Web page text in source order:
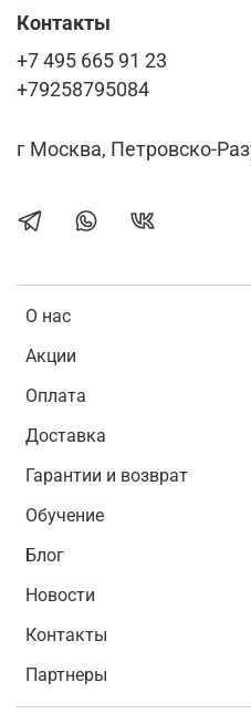
О нас
Акции
Оплата
Доставка
Гарантии и возврат
Обучение
Блог
Новости
Контакты
Партнеры
Контакты
+7 495 665 91 23
+79258795084
г Москва, Петровско-